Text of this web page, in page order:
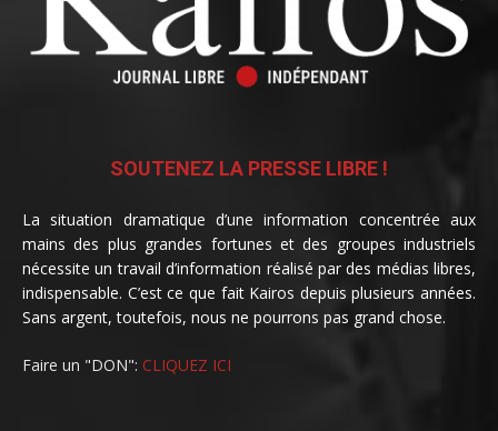
SOUTENEZ LA PRESSE LIBRE !
La situation dramatique d’une information concentrée aux
mains des plus grandes fortunes et des groupes industriels
nécessite un travail d’information réalisé par des médias libres,
indispensable. C’est ce que fait Kairos depuis plusieurs années.
Sans argent, toutefois, nous ne pourrons pas grand chose.
Faire un "DON": CLIQUEZ ICI